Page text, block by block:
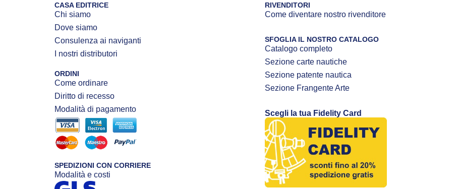
CASA EDITRICE
Chi siamo
Dove siamo
Consulenza ai naviganti
I nostri distributori
ORDINI
Come ordinare
Diritto di recesso
Modalità di pagamento
SPEDIZIONI CON CORRIERE
Modalità e costi
RIVENDITORI
Come diventare nostro rivenditore
SFOGLIA IL NOSTRO CATALOGO
Catalogo completo
Sezione carte nautiche
Sezione patente nautica
Sezione Frangente Arte
Scegli la tua Fidelity Card